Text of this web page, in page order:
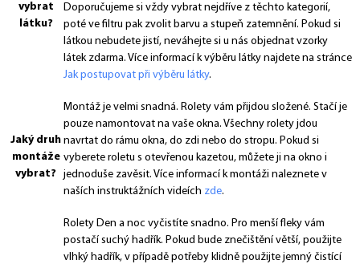
vybrat
látku?
Doporučujeme si vždy vybrat nejdříve z těchto kategorií,
poté ve filtru pak zvolit barvu a stupeň zatemnění. Pokud si
látkou nebudete jistí, neváhejte si u nás objednat vzorky
látek zdarma. Více informací k výběru látky najdete na stránce
Jak postupovat při výběru látky.
Jaký druh
montáže
vybrat?
Montáž je velmi snadná. Rolety vám přijdou složené. Stačí je
pouze namontovat na vaše okna. Všechny rolety jdou
navrtat do rámu okna, do zdi nebo do stropu. Pokud si
vyberete roletu s otevřenou kazetou, můžete ji na okno i
jednoduše zavěsit. Více informací k montáži naleznete v
naších instruktážních videích zde.
Rolety Den a noc vyčistíte snadno. Pro menší fleky vám
postačí suchý hadřík. Pokud bude znečištění větší, použijte
vlhký hadřík, v případě potřeby klidně použijte jemný čistící